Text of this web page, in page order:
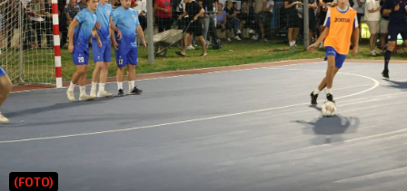
kronika
Politika
Zanimljivosti
(FOTO)